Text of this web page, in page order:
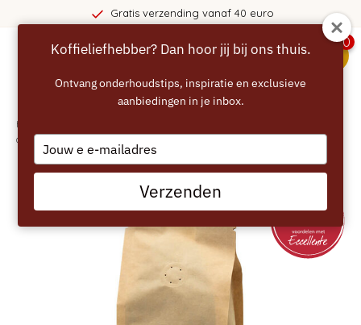
365 dagen
0
Home
Gebalanceerd & Verfijnd
Koffieliefhebber? Dan hoor jij bij ons thuis.
Ontvang onderhoudstips, inspiratie en exclusieve
aanbiedingen in je inbox.
Type
your
email
Verzenden